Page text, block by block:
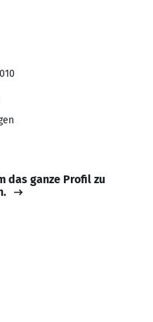
das ganze Profil zu